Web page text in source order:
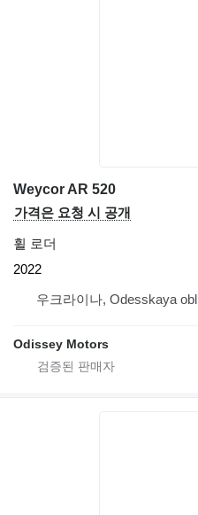
Weycor AR 520
가격은 요청 시 공개
휠 로더
2022
우크라이나, Odesskaya obl
Odissey Motors